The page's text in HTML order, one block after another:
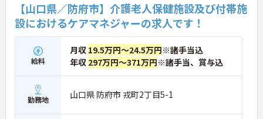
【山口県／防府市】介護老人保健施設及び付帯施
設におけるケアマネジャーの求人です！
給料
月収 19.5万円～24.5万円※諸手当込
年収 297万円～371万円※諸手当、賞与込
勤務地 山口県 防府市 戎町2丁目5-1